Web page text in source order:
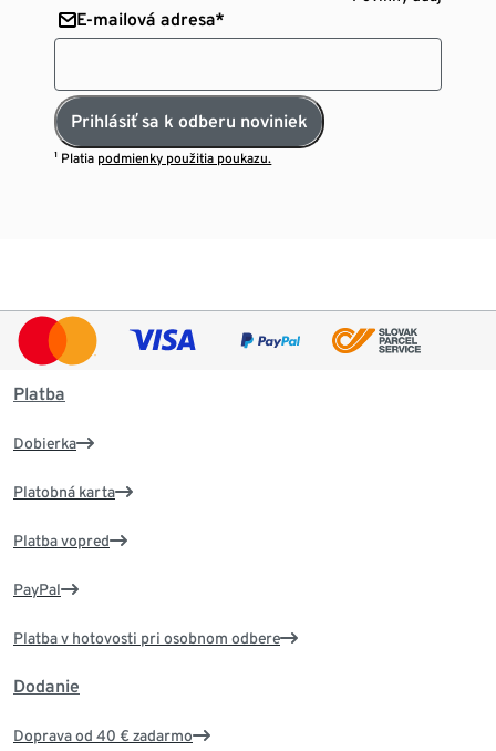
E-mailová adresa*
Prihlásiť sa k odberu noviniek
¹ Platia podmienky použitia poukazu.
Platba
Dobierka
Platobná karta
Platba vopred
PayPal
Platba v hotovosti pri osobnom odbere
Dodanie
Doprava od 40 € zadarmo